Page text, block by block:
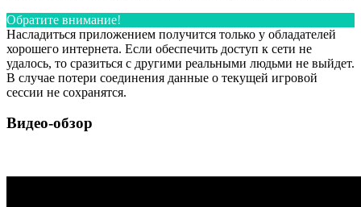
Обратите внимание!
Насладиться приложением получится только у обладателей
хорошего интернета. Если обеспечить доступ к сети не
удалось, то сразиться с другими реальными людьми не выйдет.
В случае потери соединения данные о текущей игровой
сессии не сохранятся.
Видео-обзор